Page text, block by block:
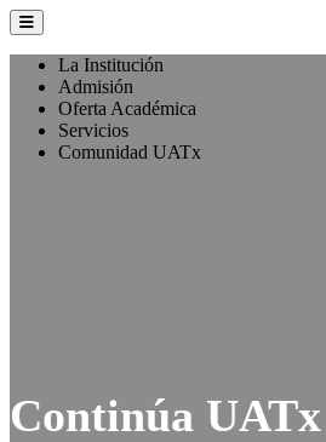
La Institución
Admisión
Oferta Académica
Servicios
Comunidad UATx
Continúa